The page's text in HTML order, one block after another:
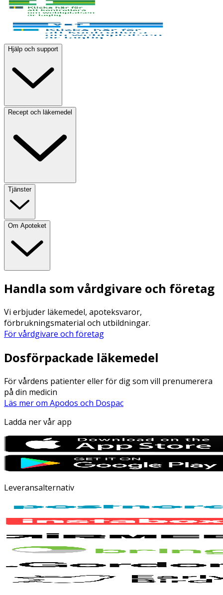
Hjälp och support
Recept och läkemedel
Tjänster
Om Apoteket
Handla som vårdgivare och företag
Vi erbjuder läkemedel, apoteksvaror,
förbrukningsmaterial och utbildningar.
För vårdgivare och företag
Dosförpackade läkemedel
För vårdens patienter eller för dig som vill prenumerera
på din medicin
Läs mer om Apodos och Dospac
Ladda ner vår app
Leveransalternativ